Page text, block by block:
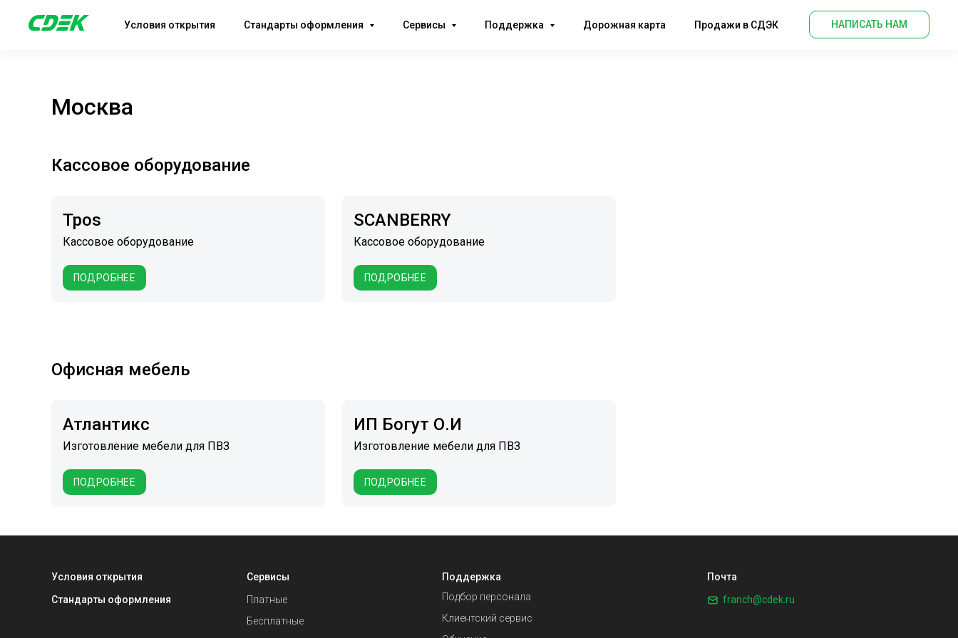
Условия открытия Стандарты оформления Сервисы Поддержка Дорожная карта Продажи в СДЭК НАПИСАТЬ НАМ
Москва
Tpos
Кассовое оборудование
ПОДРОБНЕЕ
SCANBERRY
Кассовое оборудование
ПОДРОБНЕЕ
Кассовое оборудование
Атлантикс
Изготовление мебели для ПВЗ
ПОДРОБНЕЕ
ИП Богут О.И
Изготовление мебели для ПВЗ
ПОДРОБНЕЕ
Офисная мебель
Условия открытия
Стандарты оформления
Сервисы
Почта
franch@cdek.ru
Поддержка
Клиентский сервис
Подбор персонала
Бесплатные
Платные